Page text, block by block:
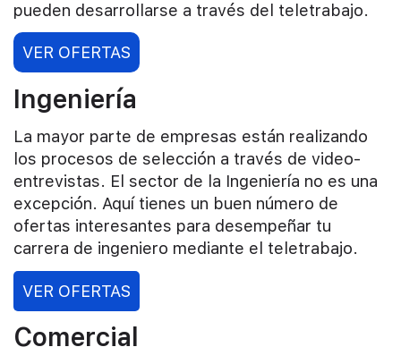
pueden desarrollarse a través del teletrabajo.
VER OFERTAS
Ingeniería
La mayor parte de empresas están realizando
los procesos de selección a través de video-
entrevistas. El sector de la Ingeniería no es una
excepción. Aquí tienes un buen número de
ofertas interesantes para desempeñar tu
carrera de ingeniero mediante el teletrabajo.
VER OFERTAS
Comercial